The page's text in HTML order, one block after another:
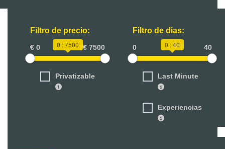
Filtro de precio:
€ 0 € 7500
0 : 7500
Privatizable
Filtro de dias:
0 40
0 : 40
Last Minute
Experiencias